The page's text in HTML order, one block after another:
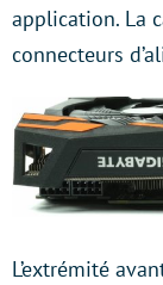
application. La
connecteurs
L’extrémité